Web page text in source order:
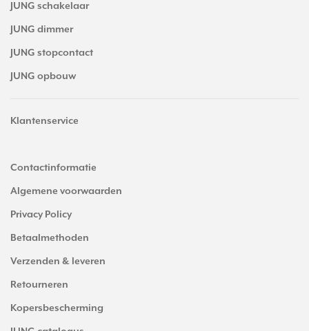
JUNG schakelaar
JUNG dimmer
JUNG stopcontact
JUNG opbouw
Klantenservice
Contactinformatie
Algemene voorwaarden
Privacy Policy
Betaalmethoden
Verzenden & leveren
Retourneren
Kopersbescherming